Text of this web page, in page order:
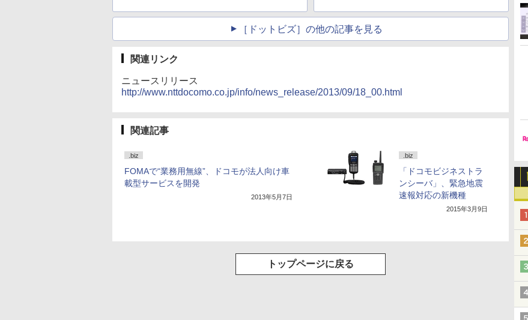
［ドットビズ］の他の記事を見る
関連リンク
ニュースリリース
http://www.nttdocomo.co.jp/info/news_release/2013/09/18_00.html
関連記事
.biz
FOMAで“業務用無線”、ドコモが法人向け車
載型サービスを開発
2013年5月7日
.biz
「ドコモビジネストラ
ンシーバ」、緊急地震
速報対応の新機種
2015年3月9日
トップページに戻る